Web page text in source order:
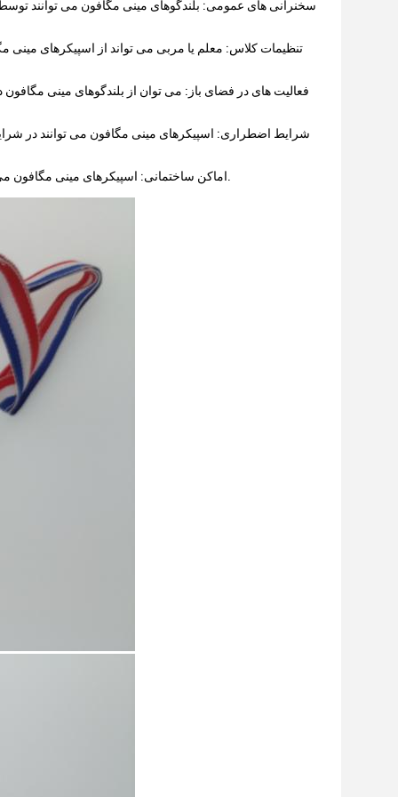
سخنرانی های عمومی: بلندگوهای مینی مگافون می توانند
تنظیمات کلاس: معلم یا مربی می تواند از اسپیکرهای مینی
فعالیت های در فضای باز: می توان از بلندگوهای مینی مگافون
شرایط اضطراری: اسپیکرهای مینی مگافون می توانند در
اماکن ساختمانی: اسپیکرهای مینی مگافون می توانند در اماکن ساختمانی برای برقراری ارتباط با کارگران در محیط سر و صدا استفاده شوند.